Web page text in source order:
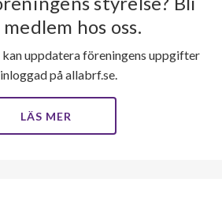
hos oss.
uppdatera föreningens uppgifter
på allabrf.se.
LÄS MER